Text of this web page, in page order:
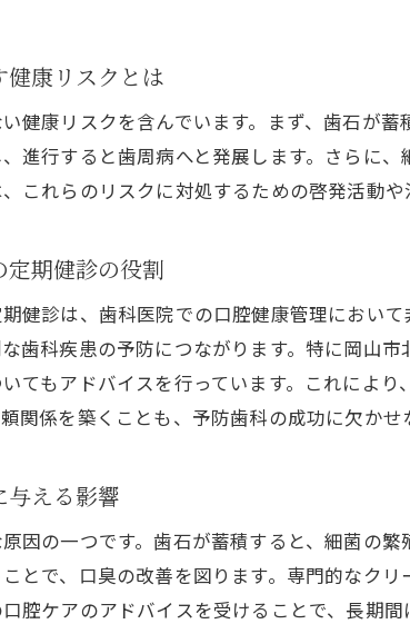
定期的な歯石
歯石除去の頻
早期発見と予
岡山市北区の歯科
患者の声：歯石
リピーターが
歯石除去後の
康リスクとは
健康リスクを含んでいます。まず、歯石が
進行すると歯周病へと発展します。さらに
これらのリスクに対処するための啓発活動
期健診の役割
健診は、歯科医院での口腔健康管理におい
歯科疾患の予防につながります。特に岡山
てもアドバイスを行っています。これによ
関係を築くことも、予防歯科の成功に欠かせ
与える影響
因の一つです。歯石が蓄積すると、細菌の
とで、口臭の改善を図ります。専門的なク
腔ケアのアドバイスを受けることで、長期